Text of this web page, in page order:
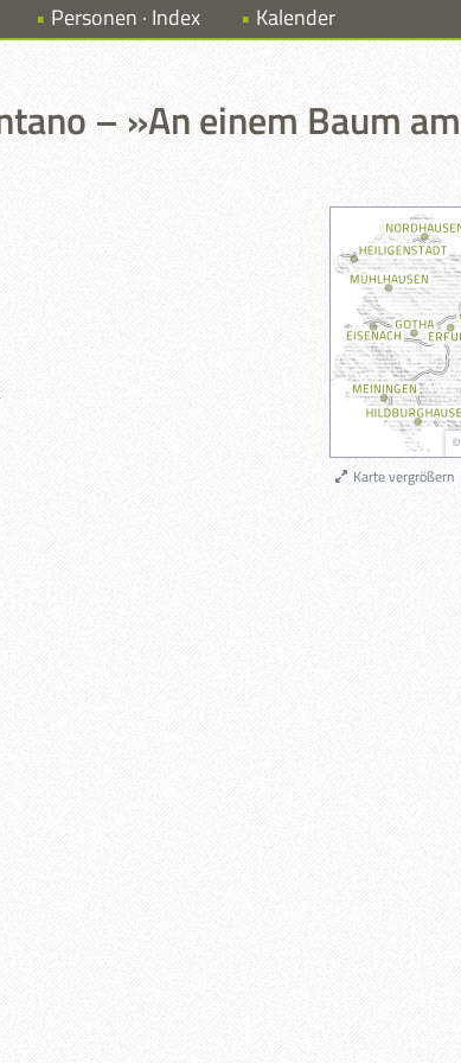
Personen · Index Kalender
– »An einem Baum
©
Karte vergrößern